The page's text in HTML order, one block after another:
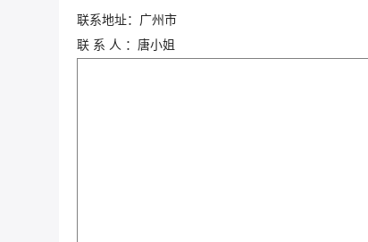
联系地址：广州市
联 系 人 ：唐小姐